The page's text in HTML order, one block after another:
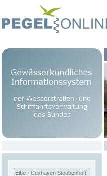
Elbe - Cuxhaven Steubenhöft